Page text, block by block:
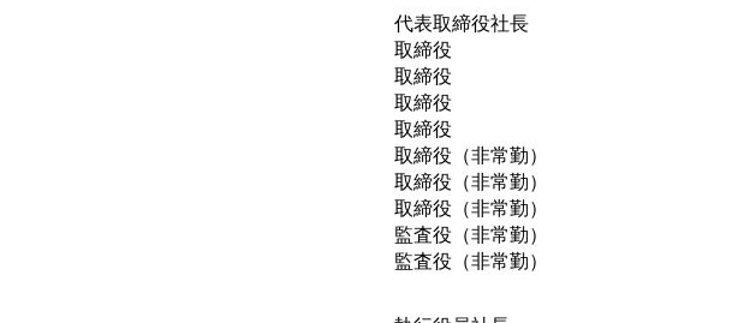
代表取締役社長
取締役
取締役
取締役
取締役
取締役（非常勤）
取締役（非常勤）
取締役（非常勤）
監査役（非常勤）
監査役（非常勤）